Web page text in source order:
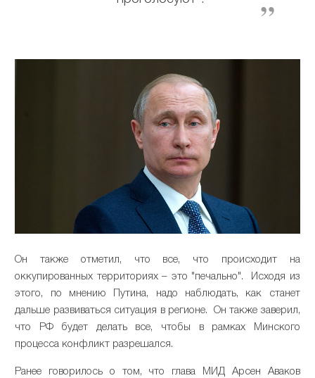
Он также отметил, что все, что происходит на
оккупированных территориях – это "печально". Исходя из
этого, по мнению Путина, надо наблюдать, как станет
дальше развиваться ситуация в регионе. Он также заверил,
что РФ будет делать все, чтобы в рамках Минского
процесса конфликт разрешался.
Ранее говорилось о том, что глава МИД Арсен Аваков